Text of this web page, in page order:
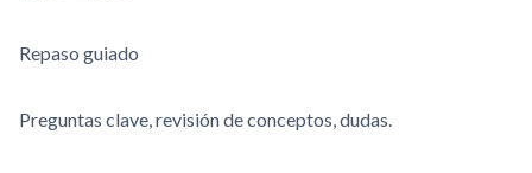
Repaso guiado
Preguntas clave, revisión de conceptos, dudas.